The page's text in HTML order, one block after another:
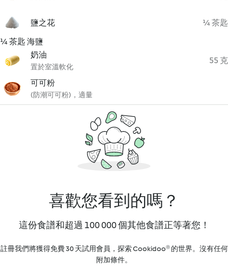
鹽之花
¼ 茶匙
¼ 茶匙 海鹽
奶油
置於室溫軟化
55 克
可可粉
(防潮可可粉)，適量
喜歡您看到的嗎？
這份食譜和超過 100 000 個其他食譜正等著您！
註冊我們將獲得免費 30 天試用會員，探索 Cookidoo® 的世界。沒有任何
附加條件。